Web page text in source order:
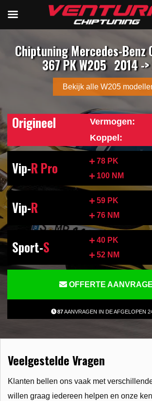
Chiptuning Mercedes-Benz
367 PK W205 2014 -
Bekijk alle W205
Origineel Vermogen:
Koppel:
Vip-R Pro 78 PK
100 NM
Vip-R 59 PK
76 NM
Sport-S 40 PK
52 NM
OFFERTE
87AANVRAGEN IN DE AFGELOPEN
Veelgestelde Vragen
Klanten bellen ons vaak met
willen graag iedereen helpen en onze